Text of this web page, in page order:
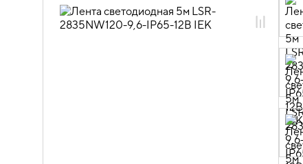
10.01.02.01 Лента светодиодная 12В
10.01.02.01.01 Лента светодиодная 12В